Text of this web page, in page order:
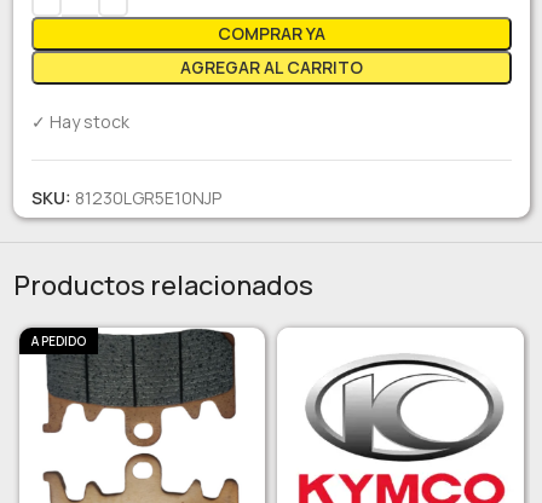
AGREGAR AL CARRITO
COMPRAR YA
✓ Hay stock
SKU: 81230LGR5E10NJP
Productos relacionados
A PEDIDO